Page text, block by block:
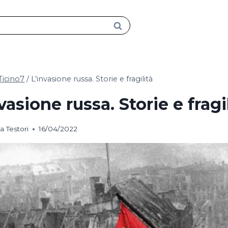
/ L’invasione russa. Storie e fragilità
russa. Storie e
Testori 16/04/2022